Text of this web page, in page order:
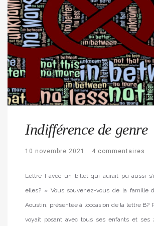
Indifférence de genre
10 novembre 2021 4 commentaires
Lettre I avec un billet qui aurait pu aussi
elles? » Vous souvenez-vous de la famille
Aoustin, présentée à l’occasion de la lettre B?
voyait posant avec tous ses enfants et ses